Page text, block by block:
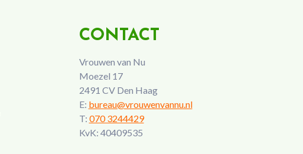
CONTACT
Vrouwen van Nu
Moezel 17
2491 CV Den Haag
E: bureau@vrouwenvannu.nl
T: 070 3244429
KvK: 40409535